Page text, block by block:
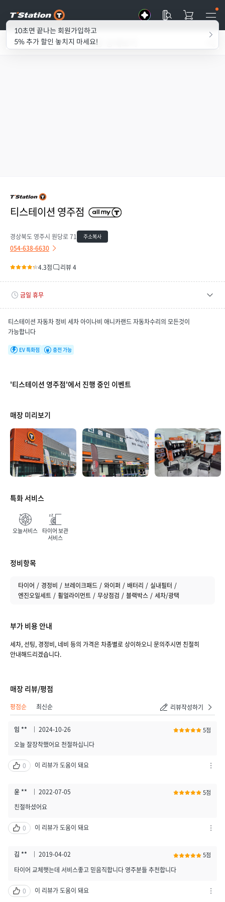
10초면 끝나는 회원가입하고
5% 추가 할인 놓치지 마세요!매장 상세보기
티스테이션 영주점
경상북도 영주시 원당로 71 주소복사
054-638-6630
4.3점 리뷰 4
금일 휴무
토요일
휴무일
08/09(일), 08/16(일), 08/23(일), 08/30(일), 09/06(일)
티스테이션 자동차 정비 세차 아이나비 애니카랜드 자동차수리의 모든것이
가능합니다
EV 특화점 충전 가능
'티스테이션 영주점'에서 진행 중인 이벤트
매장 미리보기
특화 서비스
오늘서비스 타이어 보관
서비스
정비항목
타이어 경정비 브레이크패드 와이퍼 배터리
실내필터
엔진오일세트
휠얼라이먼트 무상점검 블랙박스 세차/광택
부가 비용 안내
세차, 선팅, 경정비, 네비 등의 가격은 차종별로 상이하오니 문의주시면 친절히
안내해드리겠습니다.
매장 리뷰/평점
평점순 최신순 리뷰작성하기
임 ** 2024-10-26 5점
오늘 잘장착했어요 천절하십니다
0 이 리뷰가 도움이 돼요
차
고
윤 ** 2022-07-05 5점
친절하셨어요
0 이 리뷰가 도움이 돼요
차
고
김 ** 2019-04-02 5점
타이어 교체햇는데 서비스좋고 믿음직합니다 영주분들 추천합니다
0 이 리뷰가 도움이 돼요
차
매장 만족도